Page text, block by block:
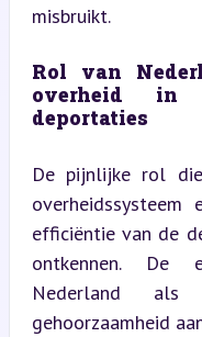
misbruikt.
Rol van
overheid in
deportaties
De pijnlijke rol
efficiëntie van de
ontkennen. De
Nederland als
gehoorzaamheid